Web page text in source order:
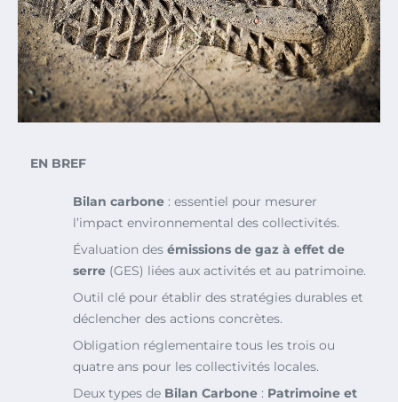
EN BREF
Bilan carbone : essentiel pour mesurer
l’impact environnemental des collectivités.
Évaluation des émissions de gaz à effet de
serre (GES) liées aux activités et au patrimoine.
Outil clé pour établir des stratégies durables et
déclencher des actions concrètes.
Obligation réglementaire tous les trois ou
quatre ans pour les collectivités locales.
Deux types de Bilan Carbone : Patrimoine et